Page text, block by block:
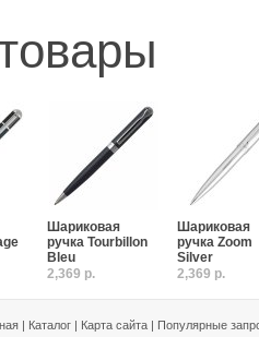
Шариковая
ручка Tourbillon
Bleu
2,369 р.
Шариковая
ручка Zoom
Silver
2,369 р.
| Каталог | Карта сайта | Популярные